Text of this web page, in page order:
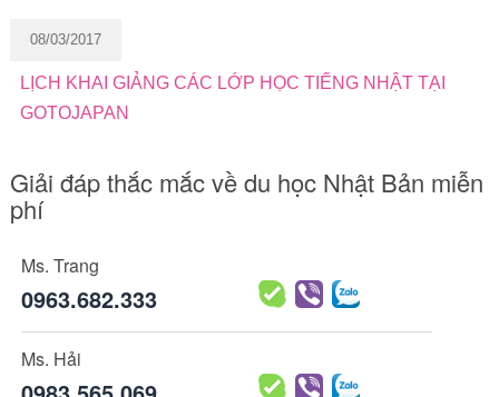
08/03/2017
LỊCH KHAI GIẢNG CÁC LỚP HỌC TIẾNG NHẬT TẠI
GOTOJAPAN
Giải đáp thắc mắc về du học Nhật Bản miễn
phí
Ms. Trang
0963.682.333
Ms. Hải